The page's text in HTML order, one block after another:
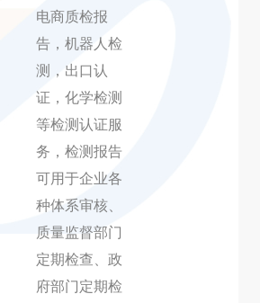
电商质检报
告，机器人检
测，出口认
证，化学检测
等检测认证服
务，检测报告
可用于企业各
种体系审核、
质量监督部门
定期检查、政
府部门定期检